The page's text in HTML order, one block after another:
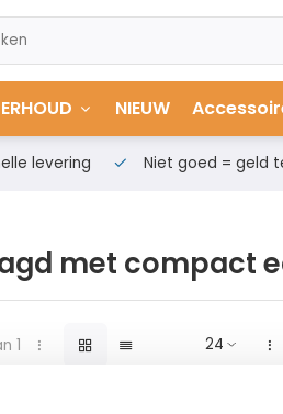
NIEUW
levering Niet goed = geld
met compact
1